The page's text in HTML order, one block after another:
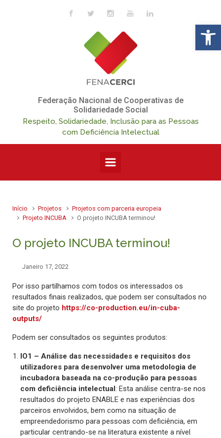
Skip to main content
Federação Nacional de Cooperativas de
Solidariedade Social
Respeito, Solidariedade, Inclusão para as Pessoas
com Deficiência Intelectual
Início Projetos
Projetos com parceria europeia
Projeto INCUBA
O projeto INCUBA terminou!
O projeto INCUBA terminou!
Janeiro 17, 2022
Por isso partilhamos com todos os interessados os
resultados finais realizados, que podem ser consultados no
site do projeto https://co-production.eu/in-cuba-
outputs/
Podem ser consultados os seguintes produtos:
IO1 – Análise das necessidades e requisitos dos
utilizadores para desenvolver uma metodologia de
incubadora baseada na co-produção para pessoas
com deficiência intelectual : Esta análise centra-se nos
resultados do projeto ENABLE e nas experiências dos
parceiros envolvidos, bem como na situação de
empreendedorismo para pessoas com deficiência, em
particular centrando-se na literatura existente a nível